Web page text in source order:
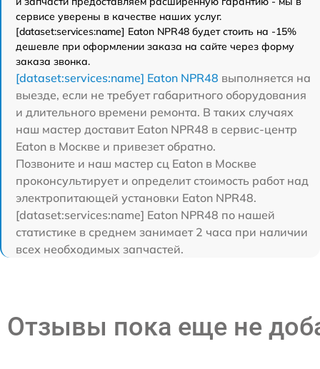
сервисе уверены в качестве наших услуг.
[dataset:services:name] Eaton NPR48 будет стоить на -15%
дешевле при оформлении заказа на сайте через форму
заказа звонка.
[dataset:services:name] Eaton NPR48 выполняется на
выезде, если не требует габаритного оборудования
и длительного времени ремонта. В таких случаях
наш мастер доставит Eaton NPR48 в сервис-центр
Eaton в Москве и привезет обратно.
Позвоните и наш мастер сц Eaton в Москве
проконсультирует и определит стоимость работ над
электропитающей установки Eaton NPR48.
[dataset:services:name] Eaton NPR48 по нашей
статистике в среднем занимает 2 часа при наличии
всех необходимых запчастей.
Отзывы пока еще не